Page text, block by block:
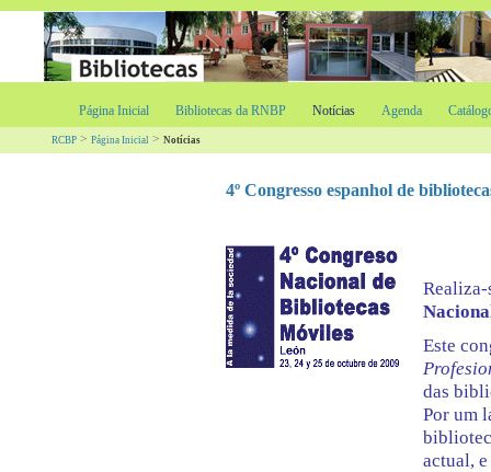
Página Inicial Bibliotecas da RNBP Notícias Agenda
RCBP > Página Inicial > Notícias
4º Congresso espanhol de
Este
das
Por um
actual,